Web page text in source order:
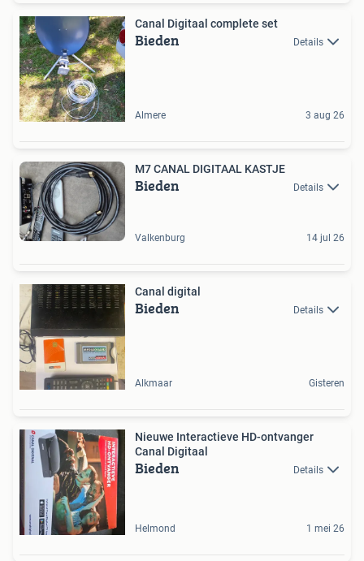
Canal Digitaal complete set
Bieden Details
Almere 3 aug 26
M7 CANAL DIGITAAL KASTJE
Bieden Details
Valkenburg 14 jul 26
Canal digital
Bieden Details
Alkmaar Gisteren
Nieuwe Interactieve HD-ontvanger
Canal Digitaal
Bieden Details
Helmond 1 mei 26